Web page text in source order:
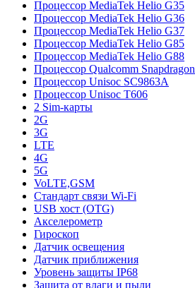
Процессор MediaTek Helio G35
Процессор MediaTek Helio G36
Процессор MediaTek Helio G37
Процессор MediaTek Helio G85
Процессор MediaTek Helio G88
Процессор Qualcomm
Процессор Unisoc SC9863A
Процессор Unisoc T606
2 Sim-карты
2G
3G
LTE
4G
5G
VoLTE,GSM
Стандарт связи Wi-Fi
USB хост (OTG)
Акселерометр
Гироскоп
Датчик освещения
Датчик приближения
Уровень защиты IP68
Защита от влаги и пыли